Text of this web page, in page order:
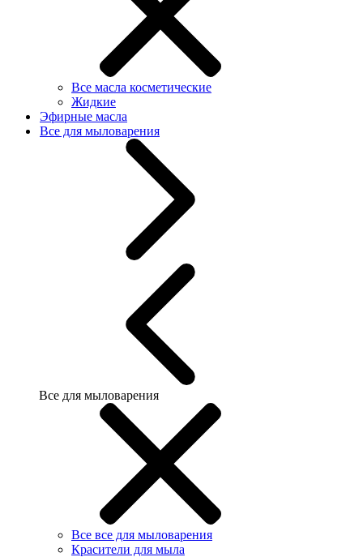
Все масла косметические
Жидкие
Эфирные масла
Все для мыловарения
Все для мыловарения
Все все для мыловарения
Красители для мыла